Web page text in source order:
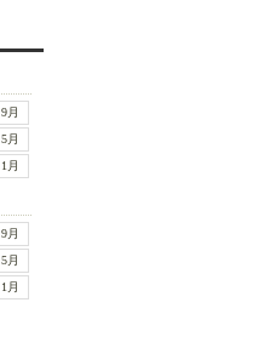
9月
5月
1月
9月
5月
1月